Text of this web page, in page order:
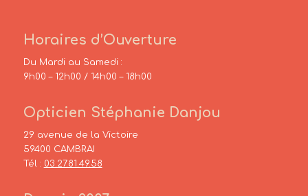
Horaires d’Ouverture
Du Mardi au Samedi :
9h00 – 12h00 / 14h00 – 18h00
Opticien Stéphanie Danjou
29 avenue de la Victoire
59400 CAMBRAI
Tél : 03.27.81.49.58